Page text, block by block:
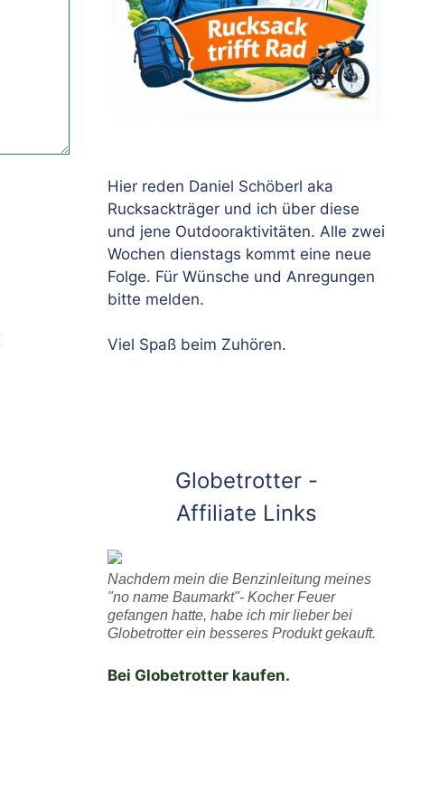
Hier reden Daniel Schöberl aka
Rucksackträger und ich über diese
und jene Outdooraktivitäten. Alle zwei
Wochen dienstags kommt eine neue
Folge. Für Wünsche und Anregungen
bitte melden.
Viel Spaß beim Zuhören.
Globetrotter -
Affiliate Links
Nachdem mein die Benzinleitung meines
"no name Baumarkt"- Kocher Feuer
gefangen hatte, habe ich mir lieber bei
Globetrotter ein besseres Produkt gekauft.
Bei Globetrotter kaufen.